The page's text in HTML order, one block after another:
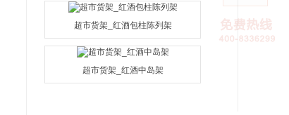
超市货架_红酒包柱陈列架
超市货架_红酒中岛架